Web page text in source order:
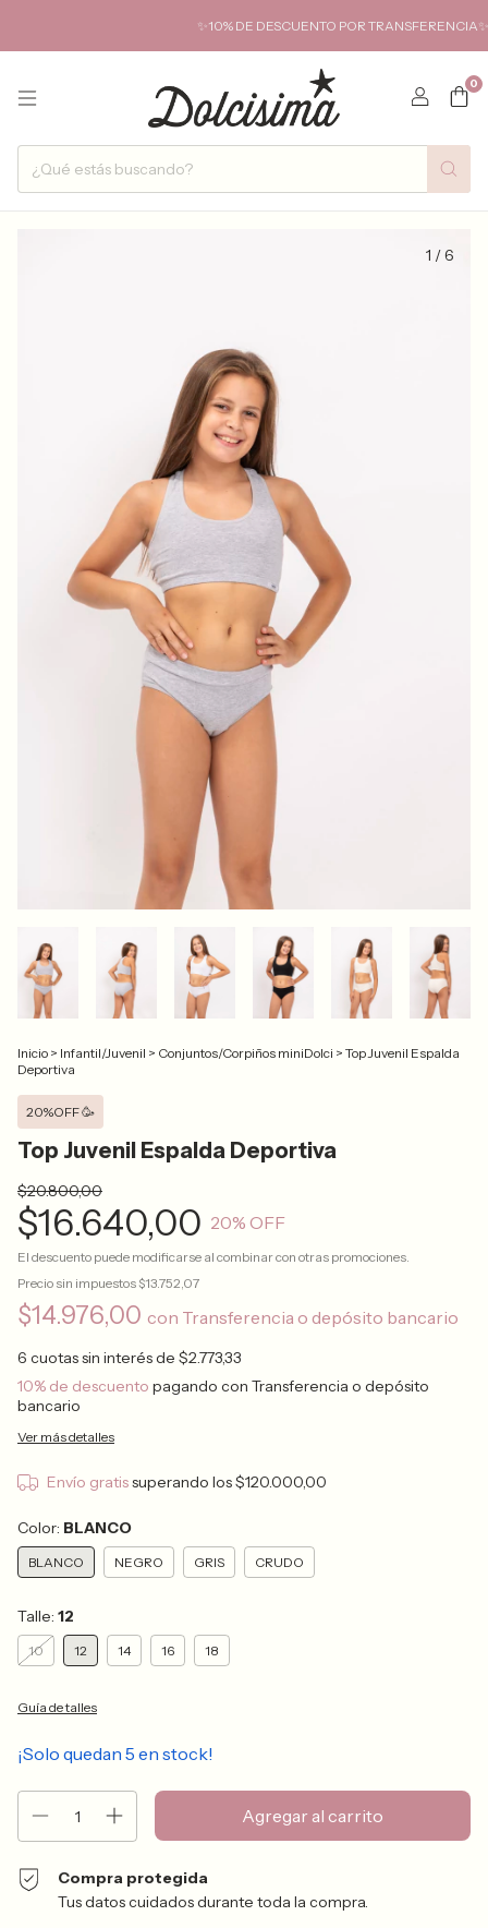
✨10% DE DESCUENTO POR TRANSFERENCIA✨
0
1 /6
Inicio > Infantil/Juvenil > Conjuntos/Corpiños miniDolci > Top Juvenil Espalda
Deportiva
20%OFF 🥳
Top Juvenil Espalda Deportiva
$20.800,00
$16.640,00 20% OFF
El descuento puede modificarse al combinar con otras promociones.
Precio sin impuestos $13.752,07
$14.976,00 con Transferencia o depósito bancario
6 cuotas sin interés de $2.773,33
10% de descuento pagando con Transferencia o depósito
bancario
Ver más detalles
Envío gratissuperando los$120.000,00
Color: BLANCO
BLANCO NEGRO GRIS CRUDO
Talle: 12
10 12 14 16 18
Guía de talles
¡Solo quedan 5 en stock!
Compra protegida
Tus datos cuidados durante toda la compra.